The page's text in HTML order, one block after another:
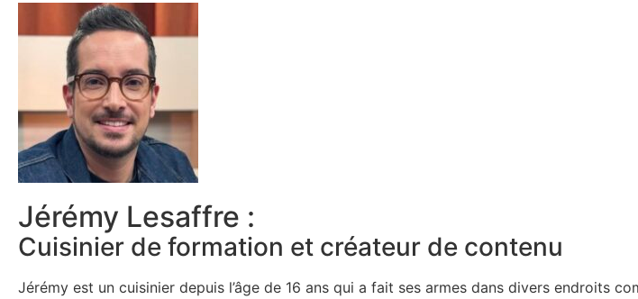
Jérémy Lesaffre :
Cuisinier de formation et créateur de contenu
Jérémy est un cuisinier depuis l’âge de 16 ans qui a fait ses armes dans divers endroits